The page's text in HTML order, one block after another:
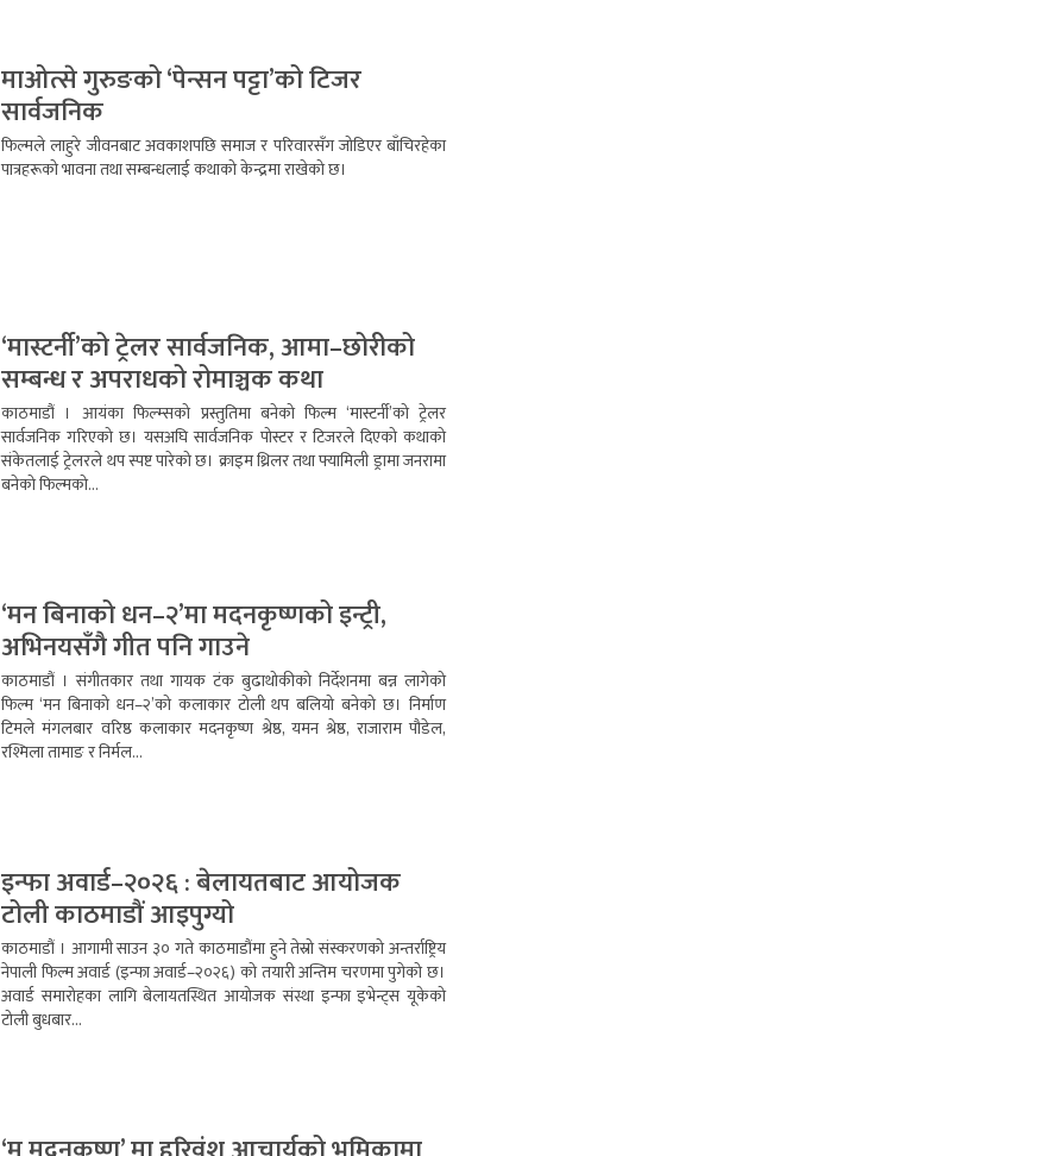
माओत्से गुरुङको ‘पेन्सन पट्टा’को टिजर
सार्वजनिक
फिल्मले लाहुरे जीवनबाट अवकाशपछि समाज र परिवारसँग जोडिएर बाँचिरहेका
पात्रहरूको भावना तथा सम्बन्धलाई कथाको केन्द्रमा राखेको छ।
‘मास्टर्नी’को ट्रेलर सार्वजनिक, आमा–छोरीको
सम्बन्ध र अपराधको रोमाञ्चक कथा
काठमाडौं । आयंका फिल्म्सको प्रस्तुतिमा बनेको फिल्म ‘मास्टर्नी’को ट्रेलर
सार्वजनिक गरिएको छ। यसअघि सार्वजनिक पोस्टर र टिजरले दिएको कथाको
संकेतलाई ट्रेलरले थप स्पष्ट पारेको छ। क्राइम थ्रिलर तथा फ्यामिली ड्रामा जनरामा
बनेको फिल्मको...
‘मन बिनाको धन–२’मा मदनकृष्णको इन्ट्री,
अभिनयसँगै गीत पनि गाउने
काठमाडौं । संगीतकार तथा गायक टंक बुढाथोकीको निर्देशनमा बन्न लागेको
फिल्म ‘मन बिनाको धन–२’को कलाकार टोली थप बलियो बनेको छ। निर्माण
टिमले मंगलबार वरिष्ठ कलाकार मदनकृष्ण श्रेष्ठ, यमन श्रेष्ठ, राजाराम पौडेल,
रश्मिला तामाङ र निर्मल...
इन्फा अवार्ड–२०२६ : बेलायतबाट आयोजक
टोली काठमाडौं आइपुग्यो
काठमाडौं । आगामी साउन ३० गते काठमाडौंमा हुने तेस्रो संस्करणको अन्तर्राष्ट्रिय
नेपाली फिल्म अवार्ड (इन्फा अवार्ड–२०२६) को तयारी अन्तिम चरणमा पुगेको छ।
अवार्ड समारोहका लागि बेलायतस्थित आयोजक संस्था इन्फा इभेन्ट्स यूकेको
टोली बुधबार...